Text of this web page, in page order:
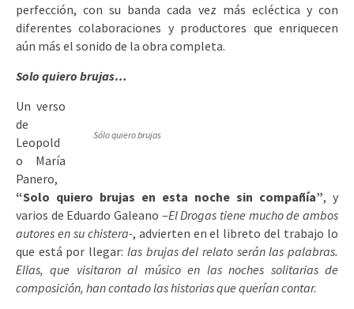
perfección, con su banda cada vez más ecléctica y con
diferentes colaboraciones y productores que enriquecen
aún más el sonido de la obra completa.
Solo quiero brujas…
Sólo quiero brujas
Un verso
de
Leopold
o María
Panero,
“Solo quiero brujas en esta noche sin compañía”, y
varios de Eduardo Galeano –El Drogas tiene mucho de ambos
autores en su chistera-, advierten en el libreto del trabajo lo
que está por llegar: las brujas del relato serán las palabras.
Ellas, que visitaron al músico en las noches solitarias de
composición, han contado las historias que querían contar.